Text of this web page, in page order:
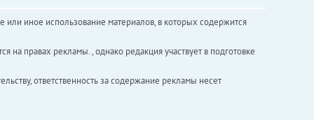
иное использование материалов, в которых содержится
правах рекламы. , однако редакция участвует в подготовке
ответственность за содержание рекламы несет